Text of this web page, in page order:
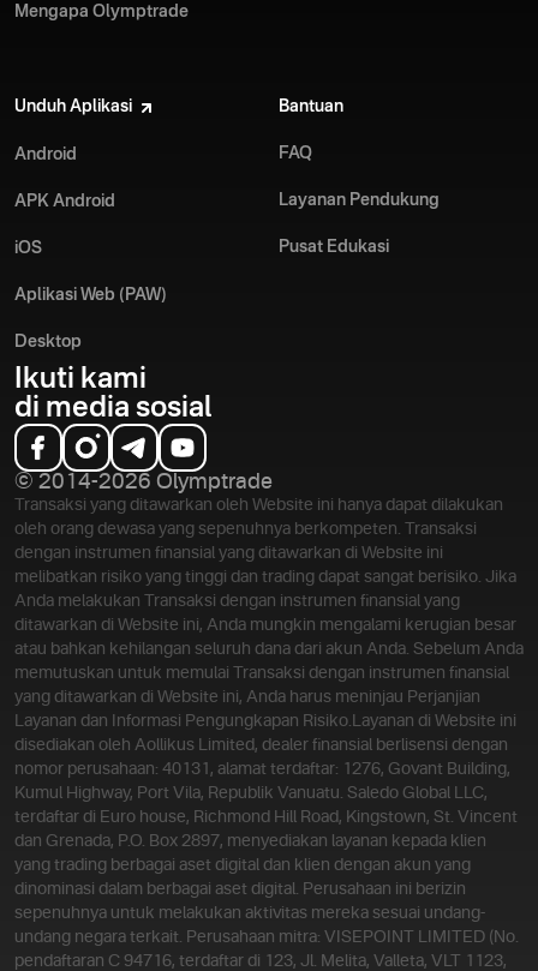
Mengapa Olymptrade
Unduh Aplikasi
Android
APK Android
iOS
Aplikasi Web (PAW)
Desktop
Bantuan
FAQ
Layanan Pendukung
Pusat Edukasi
Ikuti kami
di media sosial
© 2014-2026 Olymptrade
Transaksi yang ditawarkan oleh Website ini hanya dapat dilakukan
oleh orang dewasa yang sepenuhnya berkompeten. Transaksi
dengan instrumen finansial yang ditawarkan di Website ini
melibatkan risiko yang tinggi dan trading dapat sangat berisiko. Jika
Anda melakukan Transaksi dengan instrumen finansial yang
ditawarkan di Website ini, Anda mungkin mengalami kerugian besar
atau bahkan kehilangan seluruh dana dari akun Anda. Sebelum Anda
memutuskan untuk memulai Transaksi dengan instrumen finansial
yang ditawarkan di Website ini, Anda harus meninjau Perjanjian
Layanan dan Informasi Pengungkapan Risiko. Layanan di Website ini
disediakan oleh Aollikus Limited, dealer finansial berlisensi dengan
nomor perusahaan: 40131, alamat terdaftar: 1276, Govant Building,
Kumul Highway, Port Vila, Republik Vanuatu. Saledo Global LLC,
terdaftar di Euro house, Richmond Hill Road, Kingstown, St. Vincent
dan Grenada, P.O. Box 2897, menyediakan layanan kepada klien
yang trading berbagai aset digital dan klien dengan akun yang
dinominasi dalam berbagai aset digital. Perusahaan ini berizin
sepenuhnya untuk melakukan aktivitas mereka sesuai undang-
undang negara terkait. Perusahaan mitra: VISEPOINT LIMITED (No.
pendaftaran C 94716, terdaftar di 123, Jl. Melita, Valleta, VLT 1123,